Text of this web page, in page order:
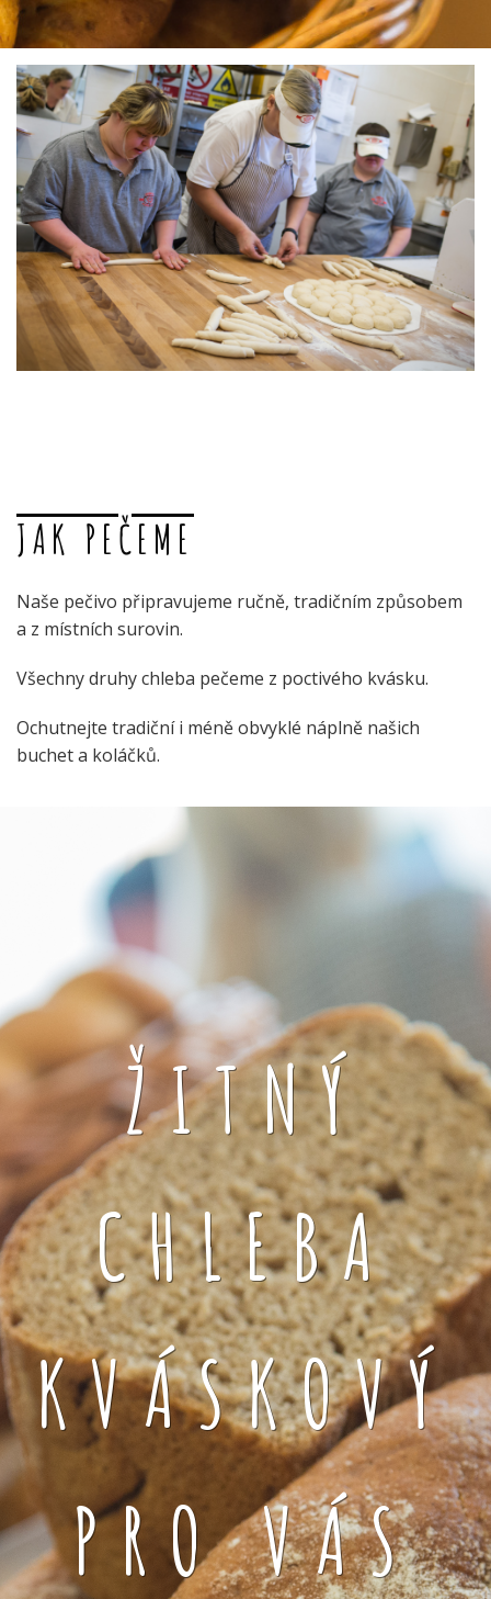
JAK PEČEME
Naše pečivo připravujeme ručně, tradičním způsobem
a z místních surovin.
Všechny druhy chleba pečeme z poctivého kvásku.
Ochutnejte tradiční i méně obvyklé náplně našich
buchet a koláčků.
ŽITNÝ
CHLEBA
KVÁSKOVÝ
PRO VÁS